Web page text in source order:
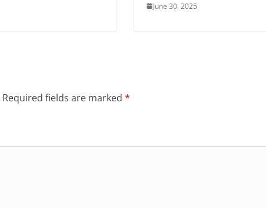
June 30, 2025
Required fields are marked *